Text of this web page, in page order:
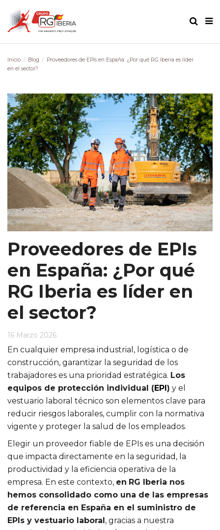
Inicio Blog
Proveedores de EPIs en España: ¿Por qué RG Iberia es líder
en el sector?
Proveedores de EPIs
en España: ¿Por qué
RG Iberia es líder en
el sector?
16 Marzo 2026
En cualquier empresa industrial, logística o de
construcción, garantizar la seguridad de los
trabajadores es una prioridad estratégica. Los
equipos de protección individual (EPI) y el
vestuario laboral técnico son elementos clave para
reducir riesgos laborales, cumplir con la normativa
vigente y proteger la salud de los empleados.
Elegir un proveedor fiable de EPIs es una decisión
que impacta directamente en la seguridad, la
productividad y la eficiencia operativa de la
empresa. En este contexto, en RG Iberia nos
hemos consolidado como una de las empresas
de referencia en España en el suministro de
EPIs y vestuario laboral , gracias a nuestra